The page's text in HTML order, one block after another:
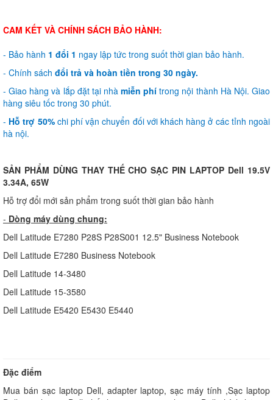
CAM KẾT VÀ CHÍNH SÁCH BẢO HÀNH:
- Bảo hành 1 đổi 1 ngay lập tức trong suốt thời gian bảo hành.
- Chính sách đổi trả và hoàn tiền trong 30 ngày.
- Giao hàng và lắp đặt tại nhàmiễn phí trong nội thành Hà Nội. Giao
hàng siêu tốc trong 30 phút.
- Hỗ trợ 50%chi phí vận chuyển đối với khách hàng ở các tỉnh ngoài
hà nội.
SẢN PHẨM DÙNG THAY THẾ CHO SẠC PIN LAPTOP Dell 19.5V
3.34A, 65W
Hỗ trợ đổi mới sản phẩm trong suốt thời gian bảo hành
- Dòng máy dùng chung:
Dell Latitude E7280 P28S P28S001 12.5" Business Notebook
Dell Latitude E7280 Business Notebook
Dell Latitude 14-3480
Dell Latitude 15-3580
Dell Latitude E5420 E5430 E5440
Đặc điểm
Mua bán sạc laptop Dell, adapter laptop, sạc máy tính ,Sạc laptop